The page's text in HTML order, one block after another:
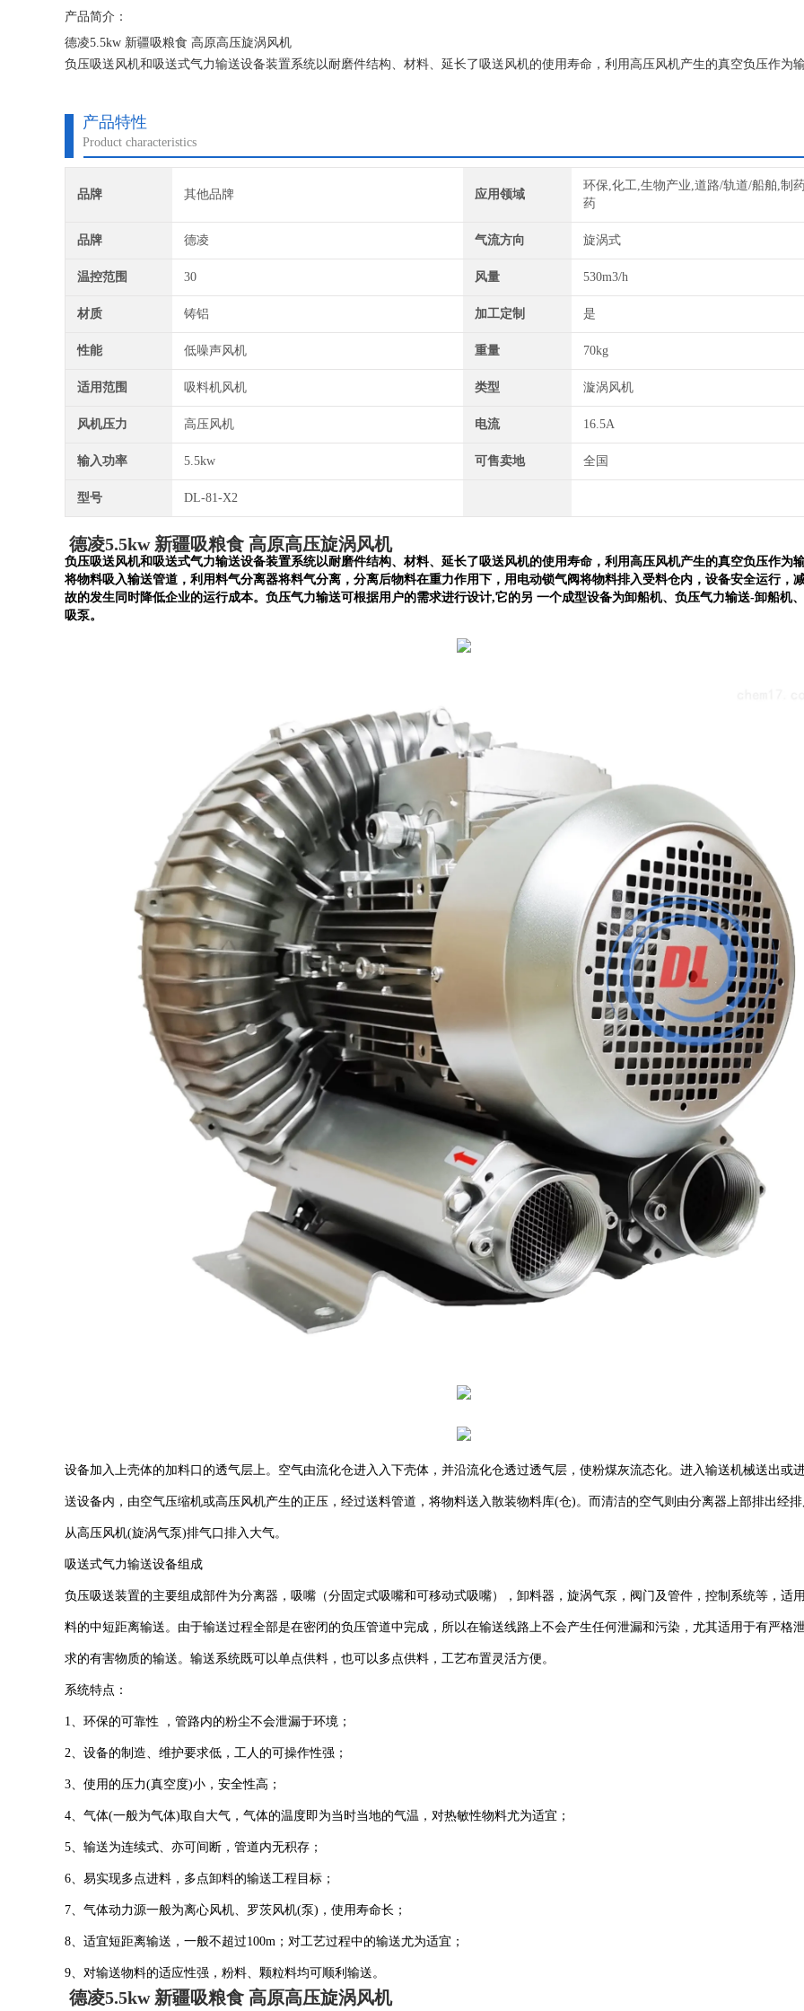
产品简介：
德凌5.5kw 新疆吸粮食 高原高压旋涡风机
负压吸送风机和吸送式气力输送设备装置系统以耐磨件结构、材料、延长了吸送风机的使用寿命，利用高压风机产生的真空负压作为输
产品特性
Product characteristics
品牌 其他品牌 应用领域
环保,化工,生物产业,道路/轨道/船舶,制
药
品牌 德凌 气流方向 旋涡式
温控范围 30 风量 530m3/h
材质 铸铝 加工定制 是
性能 低噪声风机 重量 70kg
适用范围 吸料机风机 类型 漩涡风机
风机压力 高压风机 电流 16.5A
输入功率 5.5kw 可售卖地 全国
型号 DL-81-X2
德凌5.5kw 新疆吸粮食 高原高压旋涡风机
负压吸送风机和吸送式气力输送设备装置系统以耐磨件结构、材料、延长了吸送风机的使用寿命，利用高压风机产生的真空负压作为
将物料吸入输送管道，利用料气分离器将料气分离，分离后物料在重力作用下，用电动锁气阀将物料排入受料仓内，设备安全运行，
故的发生同时降低企业的运行成本。负压气力输送可根据用户的需求进行设计,它的另 一个成型设备为卸船机、负压气力输送-卸船机
吸泵。
设备加入上壳体的加料口的透气层上。空气由流化仓进入入下壳体，并沿流化仓透过透气层，使粉煤灰流态化。进入输送机械送出或
送设备内，由空气压缩机或高压风机产生的正压，经过送料管道，将物料送入散装物料库(仓)。而清洁的空气则由分离器上部排出经排
从高压风机(旋涡气泵)排气口排入大气。
吸送式气力输送设备组成
负压吸送装置的主要组成部件为分离器，吸嘴（分固定式吸嘴和可移动式吸嘴），卸料器，旋涡气泵，阀门及管件，控制系统等，适
料的中短距离输送。由于输送过程全部是在密闭的负压管道中完成，所以在输送线路上不会产生任何泄漏和污染，尤其适用于有严格
求的有害物质的输送。输送系统既可以单点供料，也可以多点供料，工艺布置灵活方便。
系统特点：
1、环保的可靠性 ，管路内的粉尘不会泄漏于环境；
2、设备的制造、维护要求低，工人的可操作性强；
3、使用的压力(真空度)小，安全性高；
4、气体(一般为气体)取自大气，气体的温度即为当时当地的气温，对热敏性物料尤为适宜；
5、输送为连续式、亦可间断，管道内无积存；
6、易实现多点进料，多点卸料的输送工程目标；
7、气体动力源一般为离心风机、罗茨风机(泵)，使用寿命长；
8、适宜短距离输送，一般不超过100m；对工艺过程中的输送尤为适宜；
9、对输送物料的适应性强，粉料、颗粒料均可顺利输送。
德凌5.5kw 新疆吸粮食 高原高压旋涡风机